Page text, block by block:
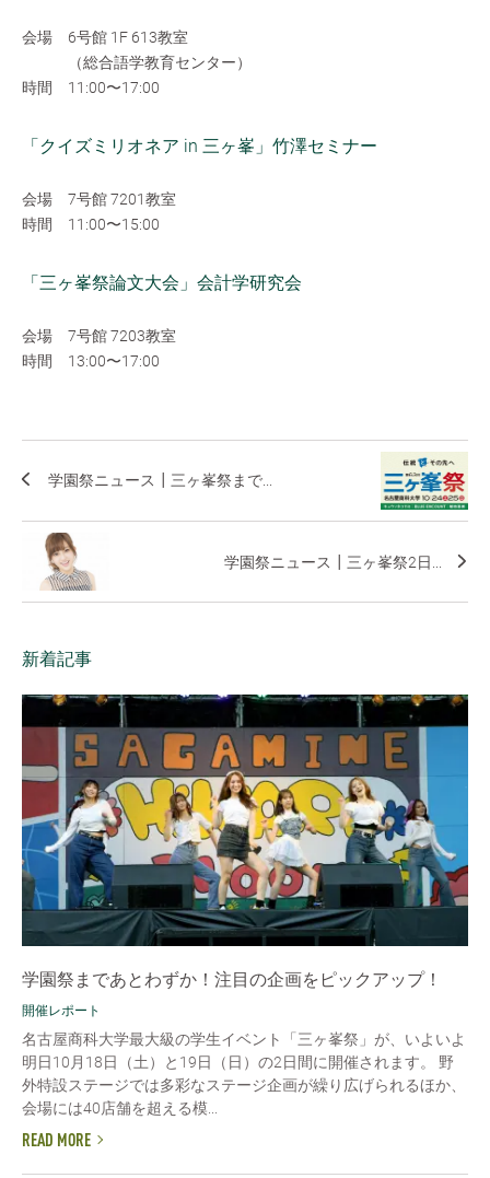
会場 6号館 1F 613教室
（総合語学教育センター）
時間 11:00〜17:00
「クイズミリオネア in 三ヶ峯」竹澤セミナー
会場 7号館 7201教室
時間 11:00〜15:00
「三ヶ峯祭論文大会」会計学研究会
会場 7号館 7203教室
時間 13:00〜17:00
学園祭ニュース┃三ヶ峯祭まで...
学園祭ニュース┃三ヶ峯祭2日...
新着記事
学園祭まであとわずか！注目の企画をピックアップ！
開催レポート
名古屋商科大学最大級の学生イベント「三ヶ峯祭」が、いよいよ
明日10月18日（土）と19日（日）の2日間に開催されます。 野
外特設ステージでは多彩なステージ企画が繰り広げられるほか、
会場には40店舗を超える模...
READ MORE